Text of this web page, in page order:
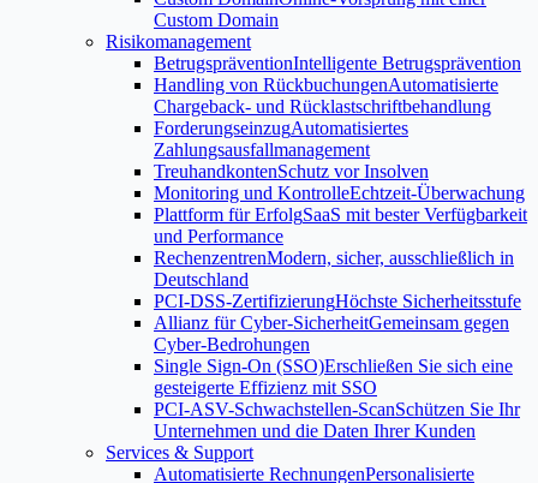
Custom Domain
Risikomanagement
BetrugspräventionIntelligente Betrugsprävention
Handling von RückbuchungenAutomatisierte
Chargeback- und Rücklastschriftbehandlung
ForderungseinzugAutomatisiertes
Zahlungsausfallmanagement
TreuhandkontenSchutz vor Insolven
Monitoring und KontrolleEchtzeit-Überwachung
Plattform für ErfolgSaaS mit bester Verfügbarkeit
und Performance
RechenzentrenModern, sicher, ausschließlich in
Deutschland
PCI-DSS-ZertifizierungHöchste Sicherheitsstufe
Allianz für Cyber-SicherheitGemeinsam gegen
Cyber-Bedrohungen
Single Sign-On (SSO)Erschließen Sie sich eine
gesteigerte Effizienz mit SSO
PCI-ASV-Schwachstellen-ScanSchützen Sie Ihr
Unternehmen und die Daten Ihrer Kunden
Services & Support
Automatisierte RechnungenPersonalisierte